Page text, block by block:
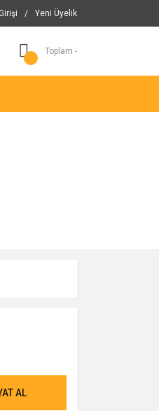
/ Yeni Üyelik
Toplam -
AL